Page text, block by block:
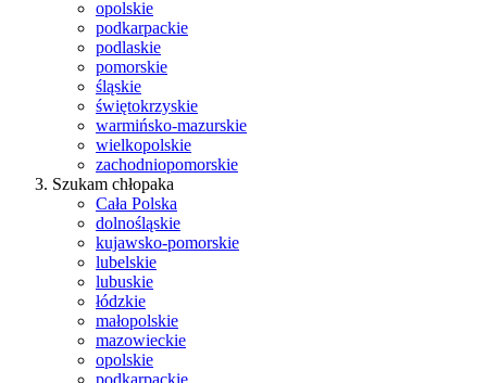
opolskie
podkarpackie
podlaskie
pomorskie
śląskie
świętokrzyskie
warmińsko-mazurskie
wielkopolskie
zachodniopomorskie
Szukam chłopaka
Cała Polska
dolnośląskie
kujawsko-pomorskie
lubelskie
lubuskie
łódzkie
małopolskie
mazowieckie
opolskie
podkarpackie